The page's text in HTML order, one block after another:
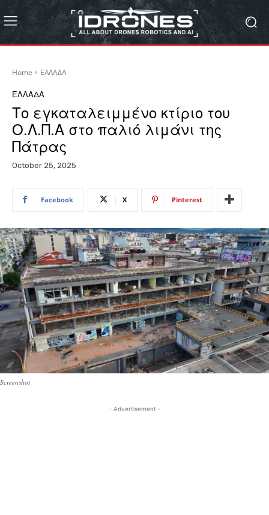
Home ΕΛΛΑΔΑ
ΕΛΛΑΔΑ
Το εγκαταλειμμένο κτίριο του
Ο.Λ.Π.Α στο παλιό λιμάνι της
Πάτρας
October 25, 2025
Facebook X Pinterest
Screenshot
- Advertisement -